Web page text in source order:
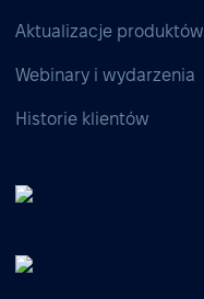
Aktualizacje produktów
Webinary i wydarzenia
Historie klientów